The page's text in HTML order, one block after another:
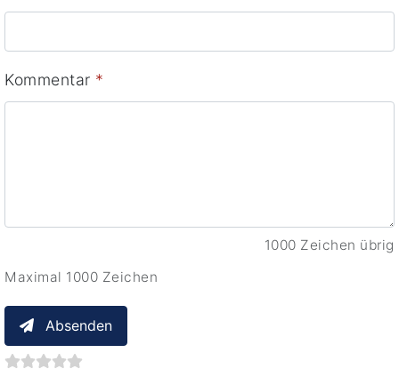
Kommentar *
1000 Zeichen übrig
Maximal 1000 Zeichen
Absenden